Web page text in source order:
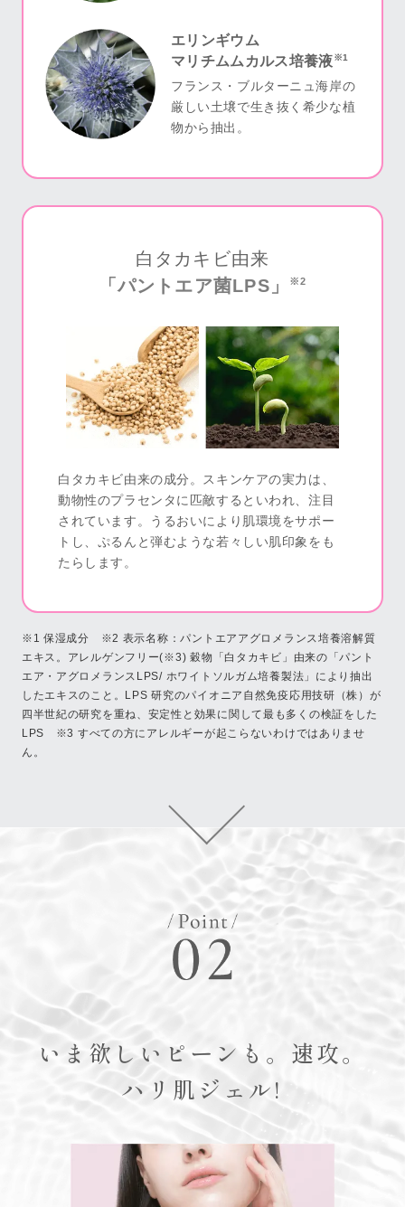
エリンギウム
マリチムムカルス培養液※1
フランス・ブルターニュ海岸の
厳しい土壌で生き抜く希少な植
物から抽出。
白タカキビ由来
「パントエア菌LPS」
※2
白タカキビ由来の成分。スキンケアの実力は、
動物性のプラセンタに匹敵するといわれ、注目
されています。うるおいにより肌環境をサポー
トし、ぷるんと弾むような若々しい肌印象をも
たらします。
※1 保湿成分 ※2 表示名称：パントエアアグロメランス培養溶解質
エキス。アレルゲンフリー(※3) 穀物「白タカキビ」由来の「パント
エア・アグロメランスLPS/ ホワイトソルガム培養製法」により抽出
したエキスのこと。LPS 研究のパイオニア自然免疫応用技研（株）が
四半世紀の研究を重ね、安定性と効果に関して最も多くの検証をした
LPS ※3 すべての方にアレルギーが起こらないわけではありませ
ん。
いま欲しいピーンも。速攻。
ハリ肌ジェル!